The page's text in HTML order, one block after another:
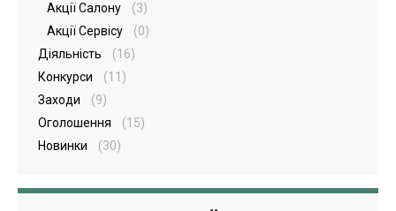
Акції Салону
(3)
Акції Сервісу
(0)
Діяльність
(16)
Конкурси
(11)
Заходи
(9)
Оголошення
(15)
Новинки
(30)